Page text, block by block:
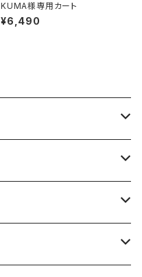
KUMA様専用カート
¥6,490